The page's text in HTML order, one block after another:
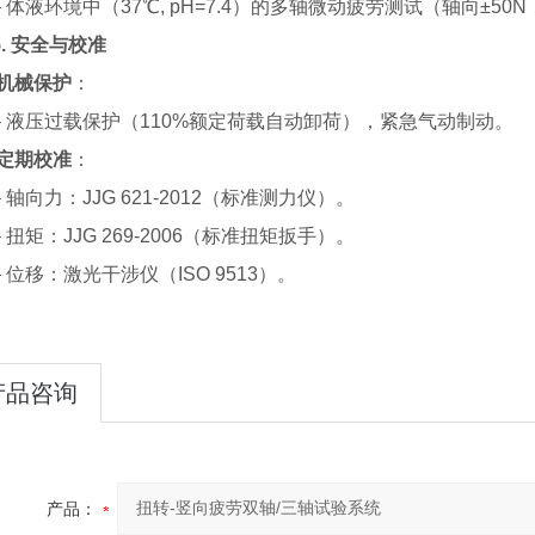
环境中（37℃, pH=7.4）的多轴微动疲劳测试（轴向±50N，
安全与校准
械保护 ：
过载保护（110%额定荷载自动卸荷），紧急气动制动。
期校准 ：
力：JJG 621-2012（标准测力仪）。
：JJG 269-2006（标准扭矩扳手）。
：激光干涉仪（ISO 9513）。
品咨询
产品：